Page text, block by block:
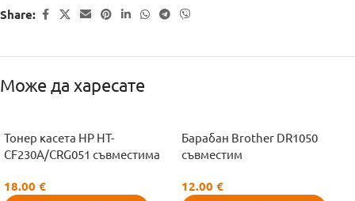
Share:
Може да харесате
Тонер касета HP HT-
CF230A/CRG051 съвместима
18.00 €
Барабан Brother DR1050
съвместим
12.00 €